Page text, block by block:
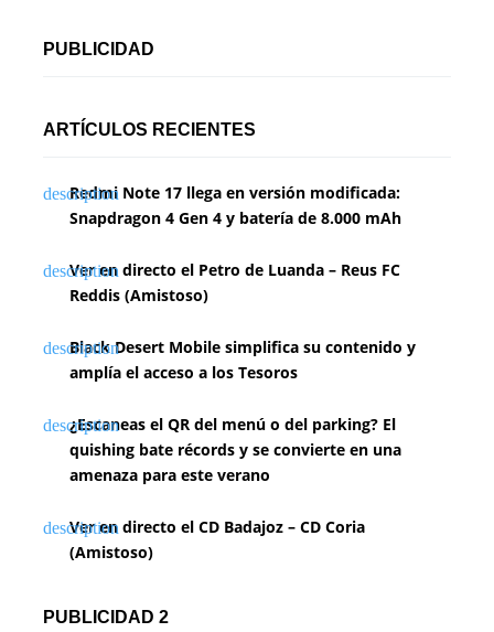
PUBLICIDAD
ARTÍCULOS RECIENTES
Redmi Note 17 llega en versión modificada:
Snapdragon 4 Gen 4 y batería de 8.000 mAh
Ver en directo el Petro de Luanda – Reus FC
Reddis (Amistoso)
Black Desert Mobile simplifica su contenido y
amplía el acceso a los Tesoros
¿Escaneas el QR del menú o del parking? El
quishing bate récords y se convierte en una
amenaza para este verano
Ver en directo el CD Badajoz – CD Coria
(Amistoso)
PUBLICIDAD 2